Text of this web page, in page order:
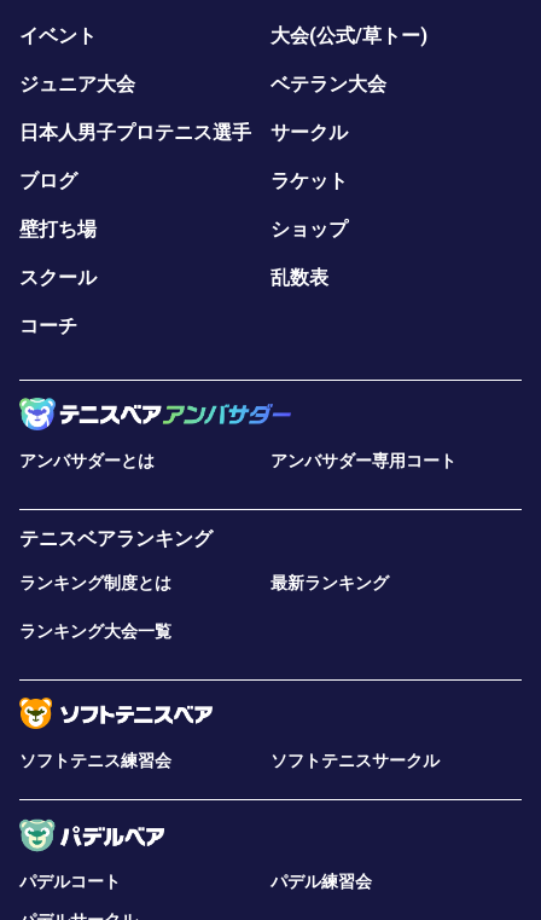
イベント 大会(公式/草トー)
ジュニア大会 ベテラン大会
日本人男子プロテニス選手 サークル
ブログ ラケット
壁打ち場 ショップ
スクール 乱数表
コーチ
アンバサダーとは アンバサダー専用コート
テニスベアランキング
ランキング制度とは 最新ランキング
ランキング大会一覧
ソフトテニス練習会 ソフトテニスサークル
パデルコート
パデル練習会